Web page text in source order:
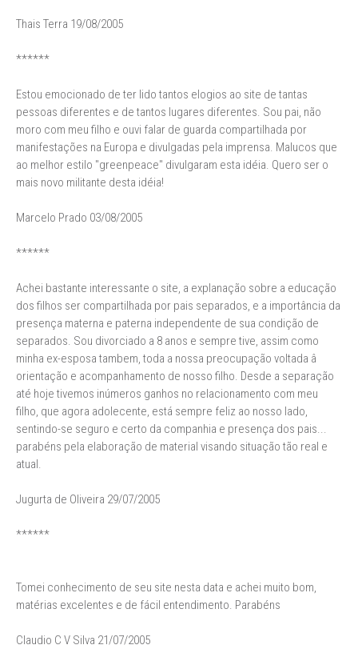
Thais Terra 19/08/2005
******
Estou emocionado de ter lido tantos elogios ao site de tantas
pessoas diferentes e de tantos lugares diferentes. Sou pai, não
moro com meu filho e ouvi falar de guarda compartilhada por
manifestações na Europa e divulgadas pela imprensa. Malucos que
ao melhor estilo "greenpeace" divulgaram esta idéia. Quero ser o
mais novo militante desta idéia!
Marcelo Prado 03/08/2005
******
Achei bastante interessante o site, a explanação sobre a educação
dos filhos ser compartilhada por pais separados, e a importância da
presença materna e paterna independente de sua condição de
separados. Sou divorciado a 8 anos e sempre tive, assim como
minha ex-esposa tambem, toda a nossa preocupação voltada â
orientação e acompanhamento de nosso filho. Desde a separação
até hoje tivemos inúmeros ganhos no relacionamento com meu
filho, que agora adolecente, está sempre feliz ao nosso lado,
sentindo-se seguro e certo da companhia e presença dos pais...
parabéns pela elaboração de material visando situação tão real e
atual.
Jugurta de Oliveira 29/07/2005
******
Tomei conhecimento de seu site nesta data e achei muito bom,
matérias excelentes e de fácil entendimento. Parabéns
Claudio C V Silva 21/07/2005